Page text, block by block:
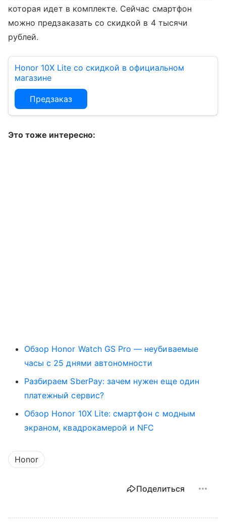
которая идет в комплекте. Сейчас смартфон
можно предзаказать со скидкой в 4 тысячи
рублей.
Honor 10X Lite со скидкой в официальном
магазине
Предзаказ
Это тоже интересно:
Обзор Honor Watch GS Pro — неубиваемые
часы с 25 днями автономности
Разбираем SberPay: зачем нужен еще один
платежный сервис?
Обзор Honor 10X Lite: смартфон с модным
экраном, квадрокамерой и NFC
Honor
Поделиться